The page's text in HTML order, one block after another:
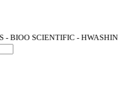
- BIOO SCIENTIFIC - HWASHIN